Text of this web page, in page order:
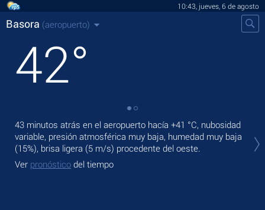
10:43, jueves, 6 de agosto
Basora (aeropuerto)
42°
43 minutos atrás en el aeropuerto hacía +41 °C, nubosidad
variable, presión atmosférica muy baja, humedad muy baja
(15%), brisa ligera (5 m/s) procedente del oeste.
Ver pronóstico del tiempo